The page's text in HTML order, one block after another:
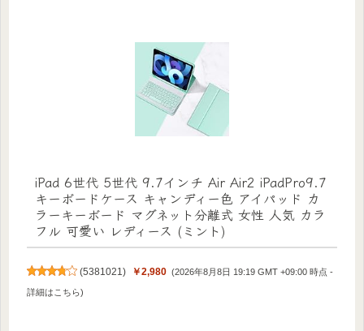
iPad 6世代 5世代 9.7インチ Air Air2 iPadPro9.7
キーボードケース キャンディー色 アイパッド カ
ラーキーボード マグネット分離式 女性 人気 カラ
フル 可愛い レディース (ミント)
(5381021) ￥2,980 (2026年8月8日 19:19 GMT +09:00 時点 -
詳細はこちら)